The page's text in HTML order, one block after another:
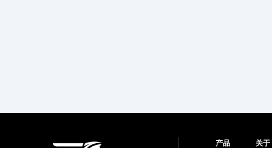
产品
关于